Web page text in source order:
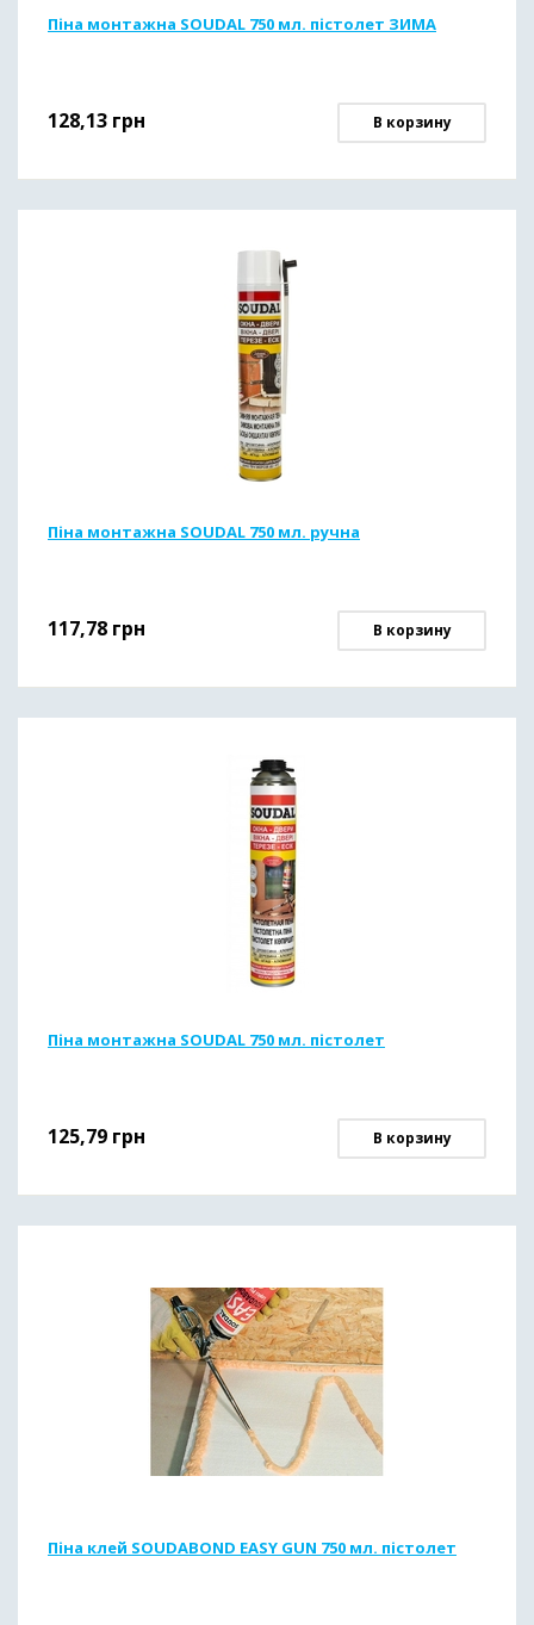
Піна монтажна SOUDAL 750 мл. пістолет ЗИМА
128,13 грн В корзину
Піна монтажна SOUDAL 750 мл. ручна
117,78 грн В корзину
Піна монтажна SOUDAL 750 мл. пістолет
125,79 грн В корзину
Піна клей SOUDABOND EASY GUN 750 мл. пістолет